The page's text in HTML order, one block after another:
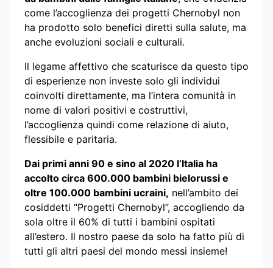
come l’accoglienza dei progetti Chernobyl non
ha prodotto solo benefici diretti sulla salute, ma
anche evoluzioni sociali e culturali.
Il legame affettivo che scaturisce da questo tipo
di esperienze non investe solo gli individui
coinvolti direttamente, ma l’intera comunità in
nome di valori positivi e costruttivi,
l’accoglienza quindi come relazione di aiuto,
flessibile e paritaria.
Dai primi anni 90 e sino al 2020 l’Italia ha
accolto circa 600.000 bambini bielorussi e
oltre 100.000 bambini ucraini, nell’ambito dei
cosiddetti “Progetti Chernobyl”, accogliendo da
sola oltre il 60% di tutti i bambini ospitati
all’estero. Il nostro paese da solo ha fatto più di
tutti gli altri paesi del mondo messi insieme!